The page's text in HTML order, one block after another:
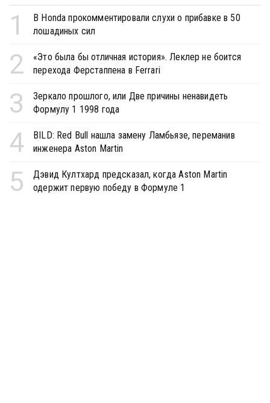
1
В Honda прокомментировали слухи о прибавке в 50
лошадиных сил
2
«Это была бы отличная история». Леклер не боится
перехода Ферстаппена в Ferrari
3
Зеркало прошлого, или Две причины ненавидеть
Формулу 1 1998 года
4
BILD: Red Bull нашла замену Ламбьязе, переманив
инженера Aston Martin
5
Дэвид Култхард предсказал, когда Aston Martin
одержит первую победу в Формуле 1